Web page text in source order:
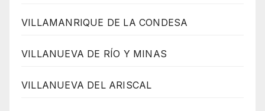
VILLAMANRIQUE DE LA CONDESA
VILLANUEVA DE RÍO Y MINAS
VILLANUEVA DEL ARISCAL